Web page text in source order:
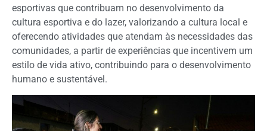
esportivas que contribuam no desenvolvimento da
cultura esportiva e do lazer, valorizando a cultura local e
oferecendo atividades que atendam às necessidades das
comunidades, a partir de experiências que incentivem um
estilo de vida ativo, contribuindo para o desenvolvimento
humano e sustentável.